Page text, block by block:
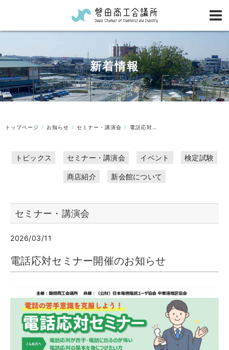
新着情報
トップページ お知らせ セミナー・講演会 電話応対セミナー開催のお知らせ
トピックス セミナー・講演会 イベント 検定試験
商店紹介 新会館について
セミナー・講演会
2026/03/11
電話応対セミナー開催のお知らせ